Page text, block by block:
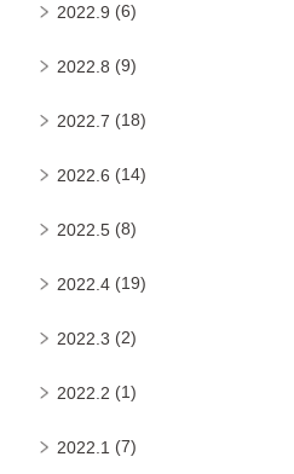
2022.9 (6)
2022.8 (9)
2022.7 (18)
2022.6 (14)
2022.5 (8)
2022.4 (19)
2022.3 (2)
2022.2 (1)
2022.1 (7)